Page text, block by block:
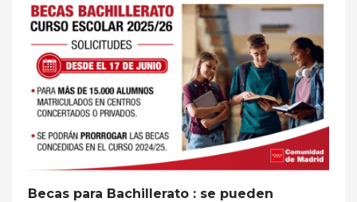
Becas para Bachillerato : se pueden